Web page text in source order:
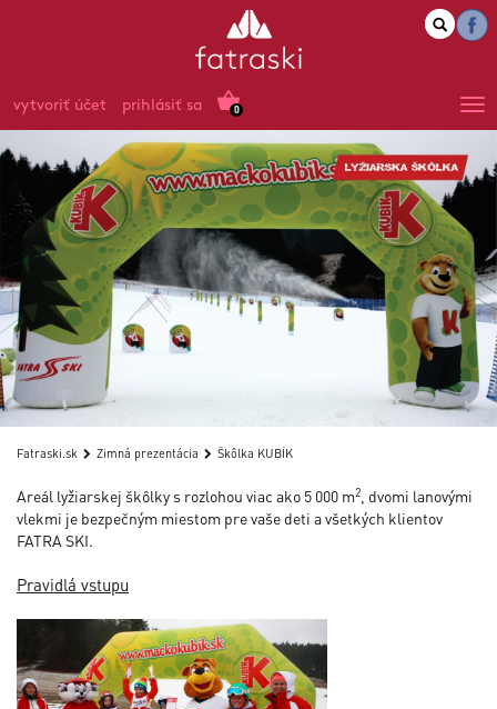
0
vytvoriť účet prihlásiť sa
Fatraski.sk Zimná prezentácia Škôlka KUBÍK
Areál lyžiarskej škôlky s rozlohou viac ako 5 000 m2
, dvomi lanovými
vlekmi je bezpečným miestom pre vaše deti a všetkých klientov
FATRA SKI.
Pravidlá vstupu